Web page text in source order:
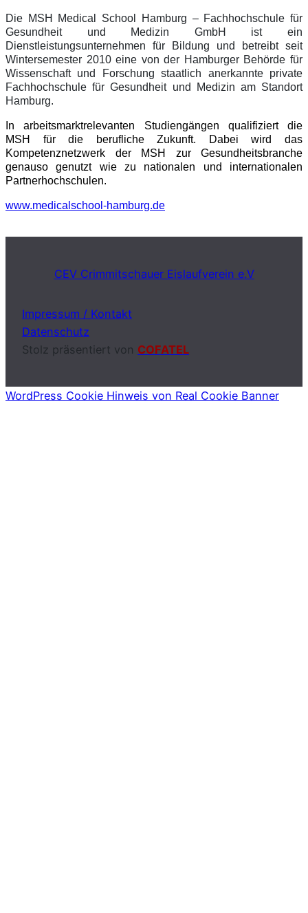
Die MSH Medical School Hamburg – Fachhochschule für
Gesundheit und Medizin GmbH ist ein
Dienstleistungsunternehmen für Bildung und betreibt seit
Wintersemester 2010 eine von der Hamburger Behörde für
Wissenschaft und Forschung staatlich anerkannte private
Fachhochschule für Gesundheit und Medizin am Standort
Hamburg.
In arbeitsmarktrelevanten Studiengängen qualifiziert die
MSH für die berufliche Zukunft. Dabei wird das
Kompetenznetzwerk der MSH zur Gesundheitsbranche
genauso genutzt wie zu nationalen und internationalen
Partnerhochschulen.
www.medicalschool-hamburg.de
CEV Crimmitschauer Eislaufverein e.V
Impressum / Kontakt
Datenschutz
Stolz präsentiert von COFATEL
WordPress Cookie Hinweis von Real Cookie Banner